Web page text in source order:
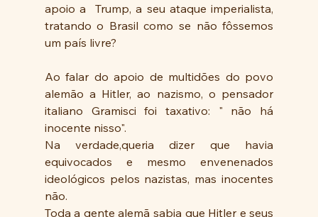
apoio a  Trump, a seu ataque imperialista,
tratando o Brasil como se não fôssemos
um país livre?
Ao falar do apoio de multidões do povo
alemão a Hitler, ao nazismo, o pensador
italiano Gramisci foi taxativo: " não há
inocente nisso".
Na verdade,queria dizer que havia
equivocados e mesmo envenenados
ideológicos pelos nazistas, mas inocentes
não.
Toda a gente alemã sabia que Hitler e seus